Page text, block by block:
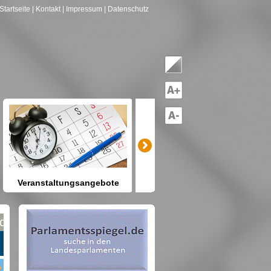
Startseite | Kontakt | Impressum | Datenschutz
Veranstaltungsangebote
Sie Berlin und seine Angebote?
nach Gruppen--->hier drücken